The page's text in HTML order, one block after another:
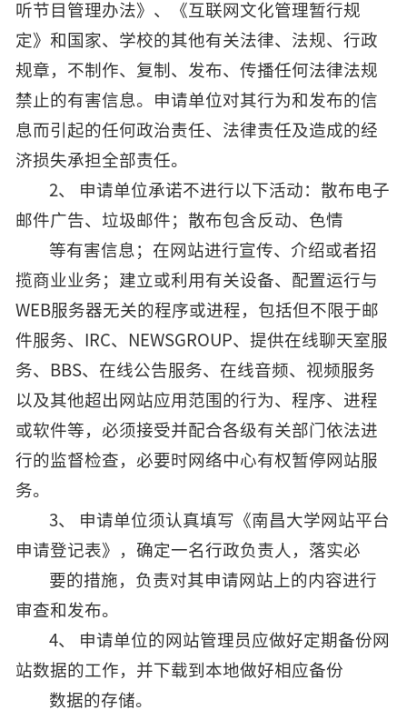
听节目管理办法》、《互联网文化管理暂行规
定》和国家、学校的其他有关法律、法规、行政
规章，不制作、复制、发布、传播任何法律法规
禁止的有害信息。申请单位对其行为和发布的信
息而引起的任何政治责任、法律责任及造成的经
济损失承担全部责任。
2、 申请单位承诺不进行以下活动：散布电子
邮件广告、垃圾邮件；散布包含反动、色情
等有害信息；在网站进行宣传、介绍或者招
揽商业业务；建立或利用有关设备、配置运行与
WEB服务器无关的程序或进程，包括但不限于邮
件服务、IRC、NEWSGROUP、提供在线聊天室服
务、BBS、在线公告服务、在线音频、视频服务
以及其他超出网站应用范围的行为、程序、进程
或软件等，必须接受并配合各级有关部门依法进
行的监督检查，必要时网络中心有权暂停网站服
务。
3、 申请单位须认真填写《南昌大学网站平台
申请登记表》，确定一名行政负责人，落实必
要的措施，负责对其申请网站上的内容进行
审查和发布。
4、 申请单位的网站管理员应做好定期备份网
站数据的工作，并下载到本地做好相应备份
数据的存储。